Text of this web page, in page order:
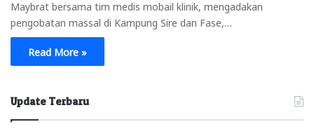
Maybrat bersama tim medis mobail klinik, mengadakan
pengobatan massal di Kampung Sire dan Fase,…
Read More »
Update Terbaru